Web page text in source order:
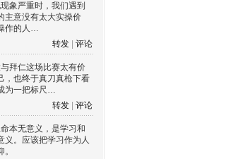
象严重时，我们遇到
主意没有太大实操价
作的人…
转发
评论
拜仁这场比赛太有价
，也终于真刀真枪下看
为一把标尺…
转发
评论
本无意义，是学习和
义。应该把学习作为人